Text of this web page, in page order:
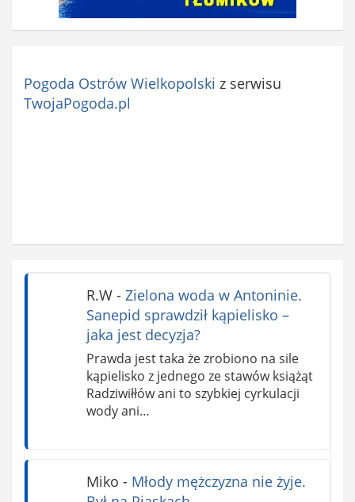
Pogoda Ostrów Wielkopolski z serwisu
TwojaPogoda.pl
R.W- Zielona woda w Antoninie.
Sanepid sprawdził kąpielisko –
jaka jest decyzja?
Prawda jest taka że zrobiono na sile
kąpielisko z jednego ze stawów książąt
Radziwiłłów ani to szybkiej cyrkulacji
wody ani…
Miko - Młody mężczyzna nie żyje.